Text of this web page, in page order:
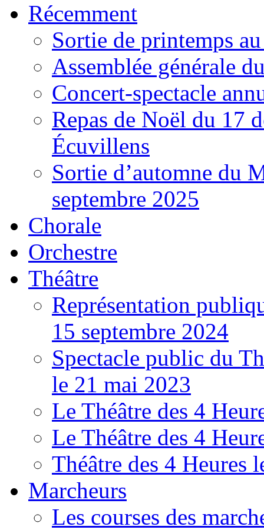
Récemment
Sortie de printemps
Assemblée générale
Concert-spectacle
Repas de Noël du 17
Écuvillens
Sortie d’automne du
septembre 2025
Chorale
Orchestre
Théâtre
Représentation
15 septembre 2024
Spectacle public du
le 21 mai 2023
Le Théâtre des 4
Le Théâtre des 4
Théâtre des 4 Heures
Marcheurs
Les courses des